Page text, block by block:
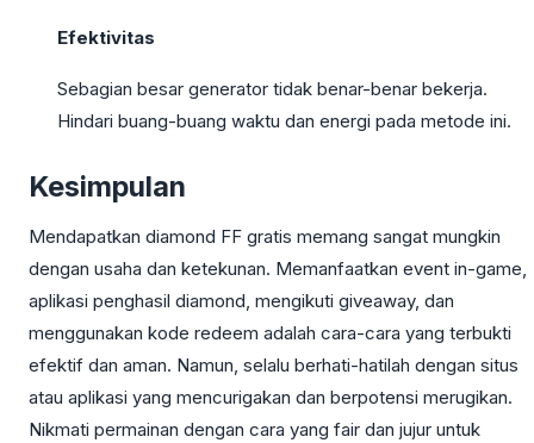
Efektivitas
Sebagian besar generator tidak benar-benar bekerja.
Hindari buang-buang waktu dan energi pada metode ini.
Kesimpulan
Mendapatkan diamond FF gratis memang sangat mungkin
dengan usaha dan ketekunan. Memanfaatkan event in-game,
aplikasi penghasil diamond, mengikuti giveaway, dan
menggunakan kode redeem adalah cara-cara yang terbukti
efektif dan aman. Namun, selalu berhati-hatilah dengan situs
atau aplikasi yang mencurigakan dan berpotensi merugikan.
Nikmati permainan dengan cara yang fair dan jujur untuk